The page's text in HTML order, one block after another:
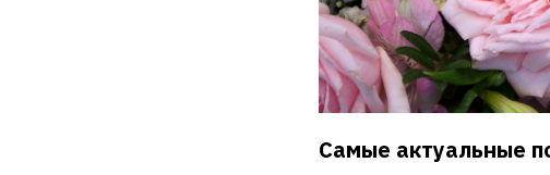
Самые актуальные